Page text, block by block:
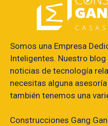
Somos una Empresa
Inteligentes. Nuestro
noticias de tecnología
necesitas alguna
también tenemos una
Construcciones Gang